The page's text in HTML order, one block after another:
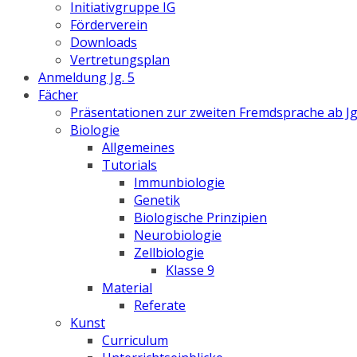
Initiativgruppe IG
Förderverein
Downloads
Vertretungsplan
Anmeldung Jg. 5
Fächer
Präsentationen zur zweiten Fremdsprache ab
Biologie
Allgemeines
Tutorials
Immunbiologie
Genetik
Biologische Prinzipien
Neurobiologie
Zellbiologie
Klasse 9
Material
Referate
Kunst
Curriculum